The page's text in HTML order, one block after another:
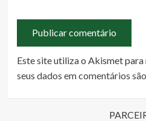
Este site utiliza o Akismet para
seus dados em comentários